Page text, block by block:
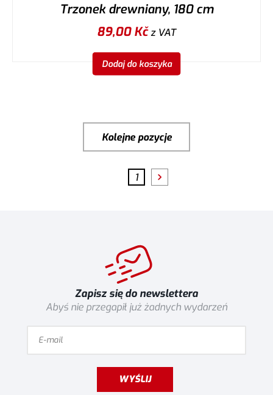
Trzonek drewniany, 180 cm
89,00Kčz VAT
Dodaj do koszyka
Kolejne pozycje
1
Zapisz się do newslettera
Abyś nie przegapił już żadnych wydarzeń
WYŚLIJ